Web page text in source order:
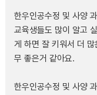
한우인공수정 및 사양
교육생들도 많이 알고
게 하면 잘 키워서 더
무 좋은거 같아요.
한우인공수정 및 사양